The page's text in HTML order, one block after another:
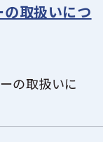
取扱いにつ
の取扱いに